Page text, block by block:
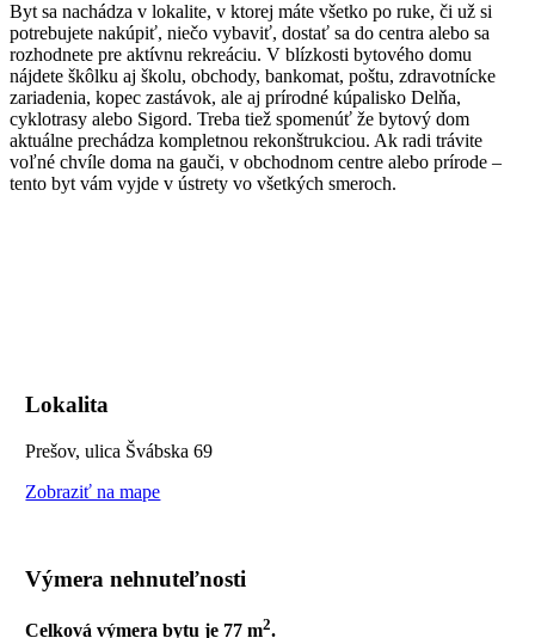
Byt sa nachádza v lokalite, v ktorej máte všetko po ruke, či už si
potrebujete nakúpiť, niečo vybaviť, dostať sa do centra alebo sa
rozhodnete pre aktívnu rekreáciu. V blízkosti bytového domu
nájdete škôlku aj školu, obchody, bankomat, poštu, zdravotnícke
zariadenia, kopec zastávok, ale aj prírodné kúpalisko Delňa,
cyklotrasy alebo Sigord. Treba tiež spomenúť že bytový dom
aktuálne prechádza kompletnou rekonštrukciou. Ak radi trávite
voľné chvíle doma na gauči, v obchodnom centre alebo prírode –
tento byt vám vyjde v ústrety vo všetkých smeroch.
Lokalita
Prešov, ulica Švábska 69
Zobraziť na mape
Výmera nehnuteľnosti
Celková výmera bytu je 77 m2.